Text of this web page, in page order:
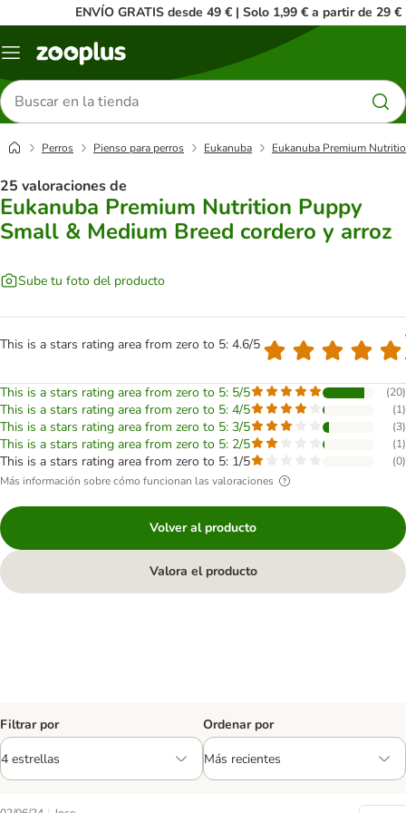
ENVÍO GRATIS desde 49 € | Solo 1,99 € a partir de 29 €
Menú
Buscar
productos
Perros Pienso para perros Eukanuba Eukanuba Premium
25 valoraciones de
Eukanuba Premium Nutrition Puppy
Small & Medium Breed cordero y arroz
Sube tu foto del producto
This is a stars rating area from zero to 5: 4.6/5
This is a stars rating area from zero to 5: 5/5 (20)
This is a stars rating area from zero to 5: 4/5 (1)
This is a stars rating area from zero to 5: 3/5 (3)
This is a stars rating area from zero to 5: 2/5 (1)
This is a stars rating area from zero to 5: 1/5 (0)
Más información sobre cómo funcionan las valoraciones
Volver al producto
Valora el producto
Filtrar por Ordenar por